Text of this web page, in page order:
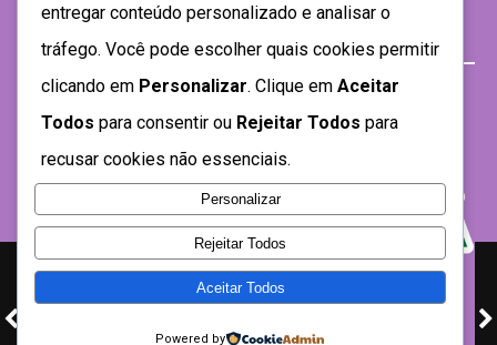
entregar conteúdo personalizado e analisar o
tráfego. Você pode escolher quais cookies permitir
clicando em Personalizar. Clique em Aceitar
Todos para consentir ou Rejeitar Todos para
recusar cookies não essenciais.
Personalizar
Rejeitar Todos
Aceitar Todos
Powered by